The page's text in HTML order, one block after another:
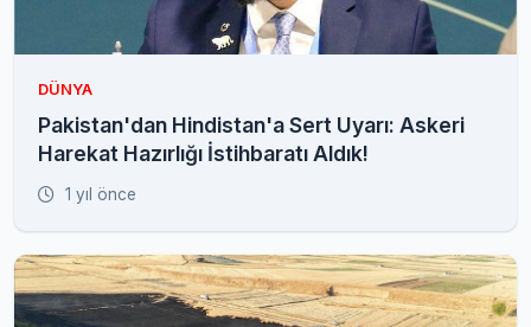
DÜNYA
Pakistan'dan Hindistan'a Sert Uyarı: Askeri
Harekat Hazırlığı İstihbaratı Aldık!
1 yıl önce